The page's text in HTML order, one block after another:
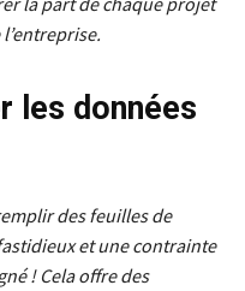
les données
des feuilles de
et une contrainte
! Cela offre des